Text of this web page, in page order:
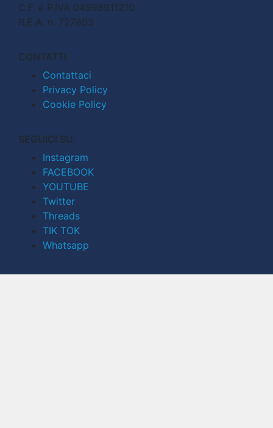
C.F. e P.IVA 04998911210
R.E.A. n. 727803
CONTATTI
Contattaci
Privacy Policy
Cookie Policy
SEGUICI SU
Instagram
FACEBOOK
YOUTUBE
Twitter
Threads
TIK TOK
Whatsapp